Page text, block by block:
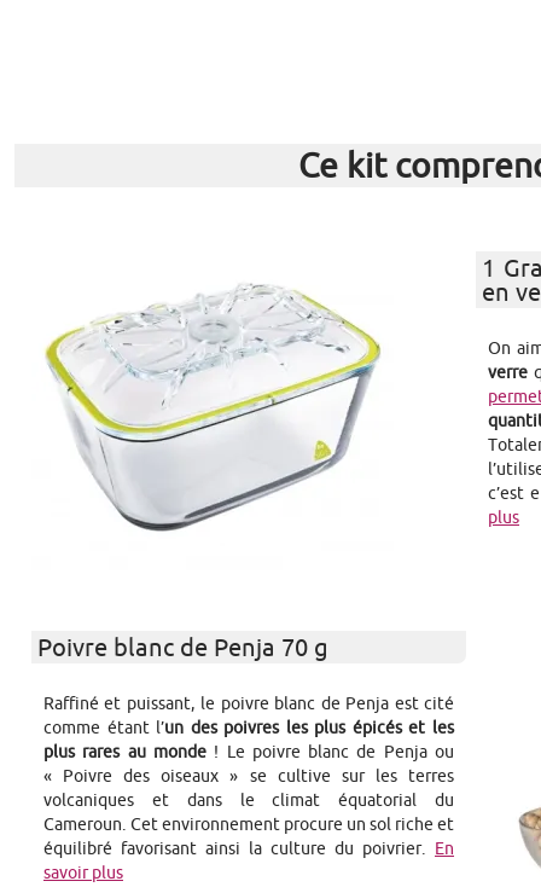
Ce kit
1
en
On
verre
c’est
plus
Poivre blanc de Penja 70 g
Raffiné et puissant, le poivre blanc de Penja est cité
comme étant l’un des poivres les plus épicés et les
plus rares au monde! Le poivre blanc de Penja ou
« Poivre des oiseaux » se cultive sur les terres
volcaniques et dans le climat équatorial du
Cameroun. Cet environnement procure un sol riche et
équilibré favorisant ainsi la culture du poivrier. En
savoir plus